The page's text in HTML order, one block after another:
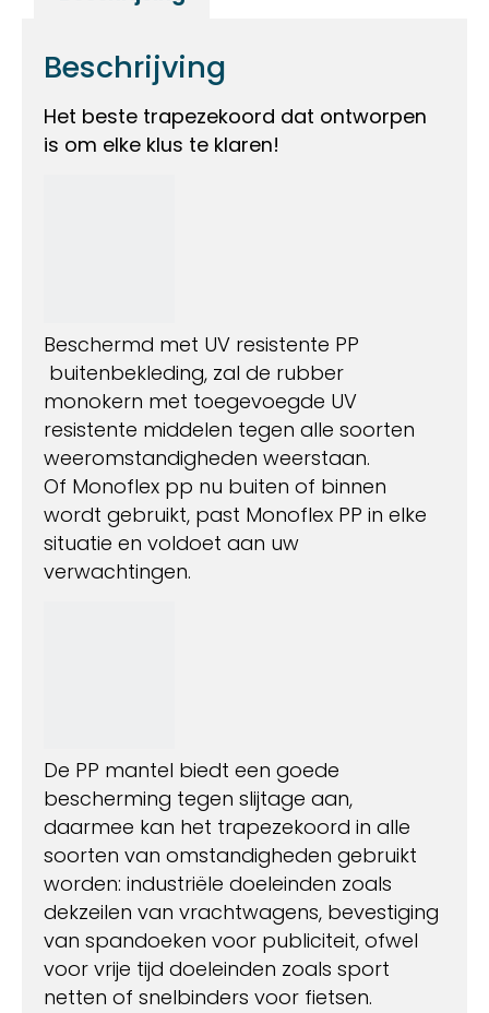
Beschrijving
Het beste trapezekoord dat ontworpen
is om elke klus te klaren!
Beschermd met UV resistente PP
buitenbekleding, zal de rubber
monokern met toegevoegde UV
resistente middelen tegen alle soorten
weeromstandigheden weerstaan.
Of Monoflex pp nu buiten of binnen
wordt gebruikt, past Monoflex PP in elke
situatie en voldoet aan uw
verwachtingen.
De PP mantel biedt een goede
bescherming tegen slijtage aan,
daarmee kan het trapezekoord in alle
soorten van omstandigheden gebruikt
worden: industriële doeleinden zoals
dekzeilen van vrachtwagens, bevestiging
van spandoeken voor publiciteit, ofwel
voor vrije tijd doeleinden zoals sport
netten of snelbinders voor fietsen.